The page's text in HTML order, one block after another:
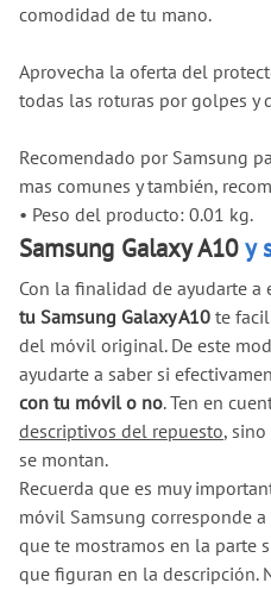
comodidad de tu mano.
Aprovecha la oferta del
todas las roturas por golpes y
Recomendado por Samsung
mas comunes y también,
• Peso del producto: 0.01 kg.
Samsung Galaxy A10y
Con la finalidad de ayudarte a
tu Samsung Galaxy A10 te
del móvil original. De este
ayudarte a saber si
con tu móvil o no. Ten en
descriptivos del repuesto,
se montan.
Recuerda que es muy
móvil Samsung corresponde
que te mostramos en la parte
que figuran en la descripción.